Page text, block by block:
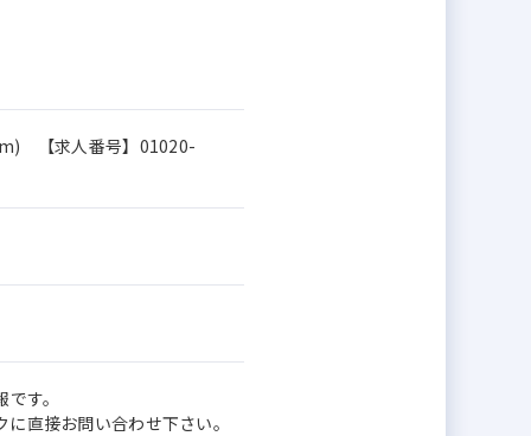
【求人番号】01020-
す。
直接お問い合わせ下さい。